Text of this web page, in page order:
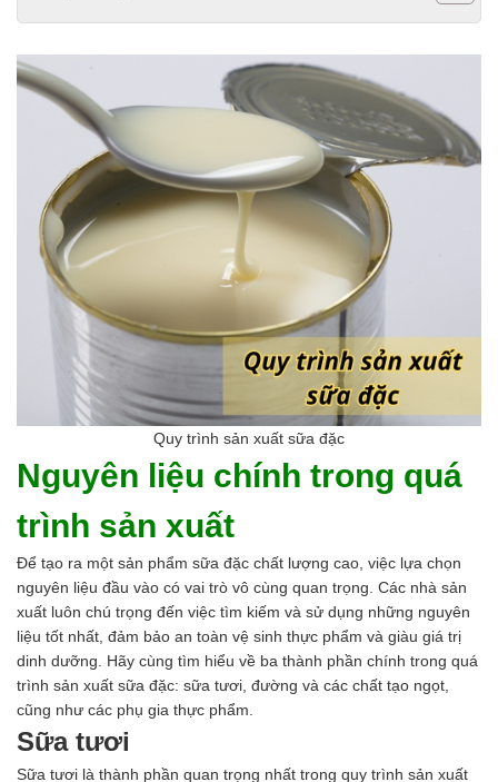
HÓA CHẤT TẨY RỬA
Tẩy rửa công nghiệp
Tẩy rửa sinh hoạt
Tẩy rửa ô tô xe máy
Tẩy cáu cặn đường ống
Tẩy rửa khác
HÓA CHẤT THỦY SẢN
Hóa chất xử lý nước
Men đường ruột
Men vi sinh EM gốc
Bổ sung khoáng chất
Bổ gan và giải độc gan
Phòng và trị bệnh
Bổ sung dinh dưỡng tăng trọng
Hấp thụ khí độc Yucca
HÓA CHẤT XỬ LÝ NƯỚC
Xử lý nước sinh hoạt
Xử lý nước thải
Xử lý nước giếng khoan
DUNG MÔI CÔNG NGHIỆP
Pha sơn nước
Pha sơn epoxy
Pha sơn dầu
Pha sơn tĩnh điện
Dung môi khác
HƯƠNG LIỆU TINH DẦU
HÓA CHẤT CÔNG NGHIỆP
Axit
Quy trình sản xuất sữa đặc
Nguyên liệu chính trong quá
trình sản xuất
Để tạo ra một sản phẩm sữa đặc chất lượng cao, việc lựa chọn
nguyên liệu đầu vào có vai trò vô cùng quan trọng. Các nhà sản
xuất luôn chú trọng đến việc tìm kiếm và sử dụng những nguyên
liệu tốt nhất, đảm bảo an toàn vệ sinh thực phẩm và giàu giá trị
dinh dưỡng. Hãy cùng tìm hiểu về ba thành phần chính trong quá
trình sản xuất sữa đặc: sữa tươi, đường và các chất tạo ngọt,
cũng như các phụ gia thực phẩm.
Sữa tươi
Sữa tươi là thành phần quan trọng nhất trong quy trình sản xuất